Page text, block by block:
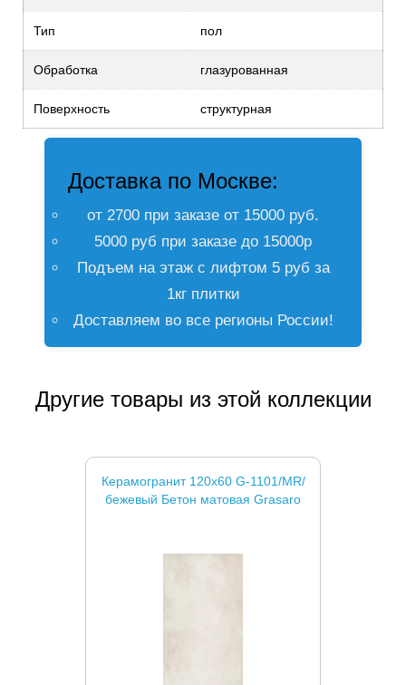
Тип пол
Обработка глазурованная
Поверхность структурная
Доставка по Москве:
от 2700 при заказе от 15000 руб.
5000 руб при заказе до 15000р
Подъем на этаж с лифтом 5 руб за
1кг плитки
Доставляем во все регионы России!
Другие товары из этой коллекции
Керамогранит 120x60 G-1101/MR/
бежевый Бетон матовая Grasaro